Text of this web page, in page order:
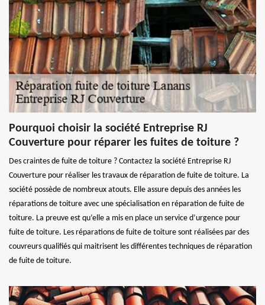
Pourquoi choisir la société Entreprise RJ
Couverture pour réparer les fuites de toiture ?
Des craintes de fuite de toiture ? Contactez la société Entreprise RJ
Couverture pour réaliser les travaux de réparation de fuite de toiture. La
société possède de nombreux atouts. Elle assure depuis des années les
réparations de toiture avec une spécialisation en réparation de fuite de
toiture. La preuve est qu’elle a mis en place un service d’urgence pour
fuite de toiture. Les réparations de fuite de toiture sont réalisées par des
couvreurs qualifiés qui maitrisent les différentes techniques de réparation
de fuite de toiture.